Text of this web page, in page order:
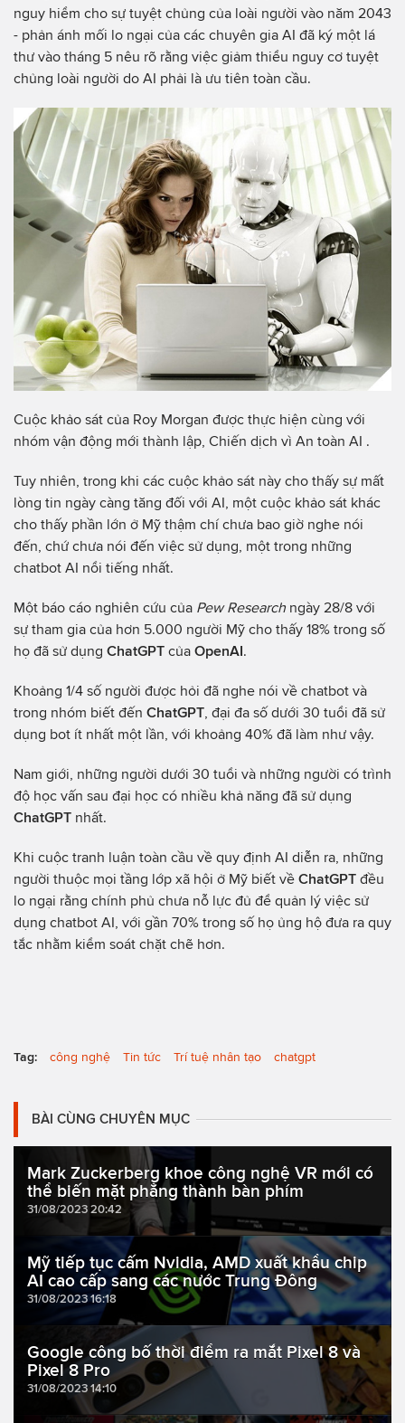
nguy hiểm cho sự tuyệt chủng của loài người vào năm 2043
- phản ánh mối lo ngại của các chuyên gia AI đã ký một lá
thư vào tháng 5 nêu rõ rằng việc giảm thiểu nguy cơ tuyệt
chủng loài người do AI phải là ưu tiên toàn cầu.
Cuộc khảo sát của Roy Morgan được thực hiện cùng với
nhóm vận động mới thành lập, Chiến dịch vì An toàn AI .
Tuy nhiên, trong khi các cuộc khảo sát này cho thấy sự mất
lòng tin ngày càng tăng đối với AI, một cuộc khảo sát khác
cho thấy phần lớn ở Mỹ thậm chí chưa bao giờ nghe nói
đến, chứ chưa nói đến việc sử dụng, một trong những
chatbot AI nổi tiếng nhất.
Một báo cáo nghiên cứu của Pew Researchngày 28/8 với
sự tham gia của hơn 5.000 người Mỹ cho thấy 18% trong số
họ đã sử dụng ChatGPT của OpenAI.
Khoảng 1/4 số người được hỏi đã nghe nói về chatbot và
trong nhóm biết đến ChatGPT , đại đa số dưới 30 tuổi đã sử
dụng bot ít nhất một lần, với khoảng 40% đã làm như vậy.
Nam giới, những người dưới 30 tuổi và những người có trình
độ học vấn sau đại học có nhiều khả năng đã sử dụng
ChatGPT nhất.
Khi cuộc tranh luận toàn cầu về quy định AI diễn ra, những
người thuộc mọi tầng lớp xã hội ở Mỹ biết về ChatGPT đều
lo ngại rằng chính phủ chưa nỗ lực đủ để quản lý việc sử
dụng chatbot AI, với gần 70% trong số họ ủng hộ đưa ra quy
tắc nhằm kiểm soát chặt chẽ hơn.
Tag: công nghệ Tin tức Trí tuệ nhân tạo chatgpt
BÀI CÙNG CHUYÊN MỤC
Mark Zuckerberg khoe công nghệ VR mới có
thể biến mặt phẳng thành bàn phím
31/08/2023 20:42
Mỹ tiếp tục cấm Nvidia, AMD xuất khẩu chip
AI cao cấp sang các nước Trung Đông
31/08/2023 16:18
Google công bố thời điểm ra mắt Pixel 8 và
Pixel 8 Pro
31/08/2023 14:10